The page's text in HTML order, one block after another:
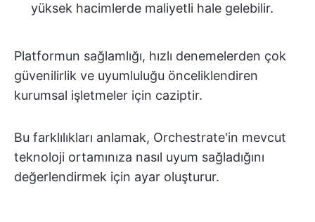
yüksek hacimlerde maliyetli hale gelebilir.
Platformun sağlamlığı, hızlı denemelerden çok
güvenilirlik ve uyumluluğu önceliklendiren
kurumsal işletmeler için caziptir.
Bu farklılıkları anlamak, Orchestrate'in mevcut
teknoloji ortamınıza nasıl uyum sağladığını
değerlendirmek için ayar oluşturur.